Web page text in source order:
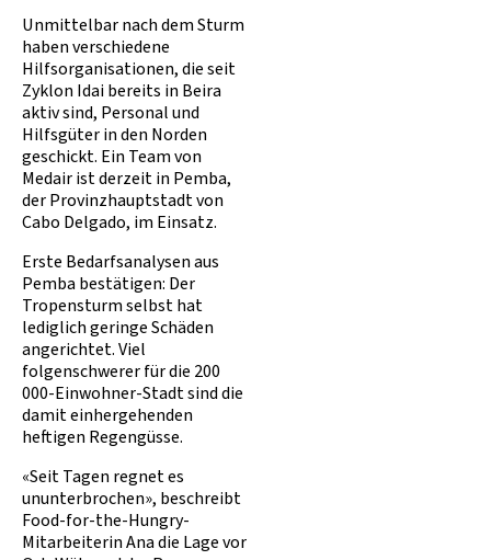
Unmittelbar nach dem Sturm
haben verschiedene
Hilfsorganisationen, die seit
Zyklon Idai bereits in Beira
aktiv sind, Personal und
Hilfsgüter in den Norden
geschickt. Ein Team von
Medair ist derzeit in Pemba,
der Provinzhauptstadt von
Cabo Delgado, im Einsatz.
Erste Bedarfsanalysen aus
Pemba bestätigen: Der
Tropensturm selbst hat
lediglich geringe Schäden
angerichtet. Viel
folgenschwerer für die 200
000-Einwohner-Stadt sind die
damit einhergehenden
heftigen Regengüsse.
«Seit Tagen regnet es
ununterbrochen», beschreibt
Food-for-the-Hungry-
Mitarbeiterin Ana die Lage vor